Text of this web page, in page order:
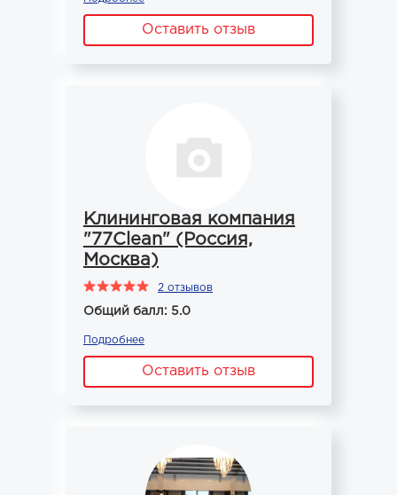
Оставить отзыв
Клининговая компания
"77Clean" (Россия,
Москва)
2 отзывов
Общий балл: 5.0
Подробнее
Оставить отзыв